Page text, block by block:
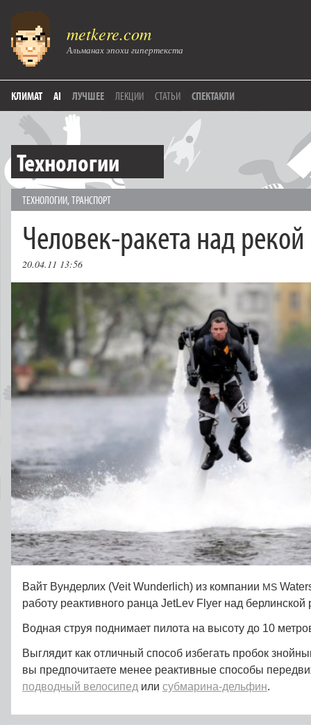
metkere.com
Альманах эпохи гипертекста
КЛИМАТ AI ЛУЧШЕЕ ЛЕКЦИИ СТАТЬИ СПЕКТАКЛИ
Технологии
ТЕХНОЛОГИИ,ТРАНСПОРТ
Человек-ракета над рекой
20.04.11 13:56
Вайт Вундерлих (Veit Wunderlich) из компании MS
работу реактивного ранца JetLev Flyer над
Водная струя поднимает пилота на высоту до 10
Выглядит как отличный способ избегать пробок
вы предпочитаете менее реактивные способы
подводный велосипед или субмарина-дельфин.